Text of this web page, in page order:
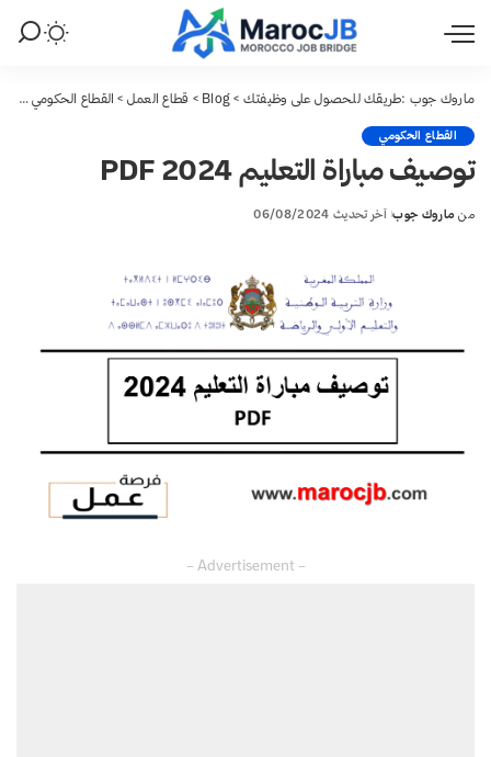
ماروك جوب :طريقك للحصول على وظيفتك >
Blog
> قطاع العمل > القطاع الحكومي >
القطاع الحكومي
توصيف مباراة التعليم 2024 PDF
Posted
من ماروك جوب آخر تحديث 06/08/2024
– Advertisement –